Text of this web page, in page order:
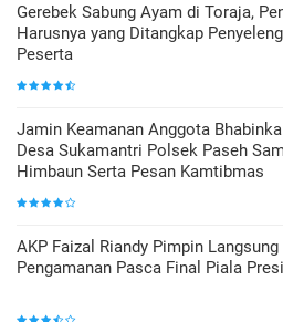
Gerebek Sabung Ayam di Toraja,
Harusnya yang Ditangkap
Peserta
Jamin Keamanan Anggota
Desa Sukamantri Polsek Paseh
Himbaun Serta Pesan Kamtibmas
AKP Faizal Riandy Pimpin Langsung
Pengamanan Pasca Final Piala